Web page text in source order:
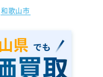
和歌山市
県